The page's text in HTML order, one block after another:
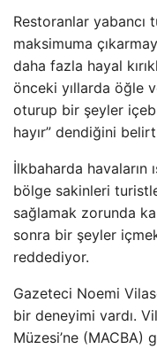
Restoranlar yabancı
maksimuma
daha fazla hayal
önceki yıllarda öğle
oturup bir şeyler
hayır” dendiğini
İlkbaharda havaların
bölge sakinleri
sağlamak zorunda
sonra bir şeyler
reddediyor.
Gazeteci Noemi
bir deneyimi vardı.
Müzesi’ne (MACBA)